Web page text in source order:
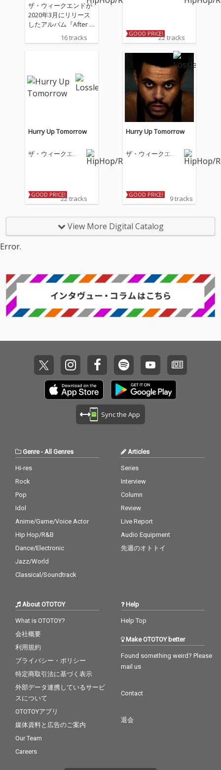
ザ・ウィークエンドが
2020年3月にリリース
したアルバム『After H
ours』から約2年ぶ
り、５作目となるアル
た今作には、タイラ
ー・ザ・クリエイタ
ー、リル・ウェイン、
どが参加。ゲスト陣の
豪華さはさることなが
「Out Of Time」では
日本人歌手の亜蘭知子
として使用されてい
る。
16 tracks GOOD PRICE!22 tracks
Hurry Up Tomorrow
ザ・ウィークエン
GOOD PRICE!22 tracks
Hurry Up Tomorrow
ザ・ウィークエン
GOOD PRICE! 9 tracks
View More Digital Catalog
Error.
Sync the App
Genre- All Genres
Hi-res
Rock
Pop
Idol
Anime/Game/Voice Actor
Hip Hop/R&B
Dance/Electronic
Jazz/World
Classical/Soundtrack
Articles
Series
Interview
Column
Review
Live Report
Audio Equipment
先週のオトトイ
About OTOTOY
What is OTOTOY?
会社概要
利用規約
プライバシー・ポリシー
特定商取引法に基づく表示
外部データ連携しているサービ
スについて
OTOTOYアプリ
媒体資料と広告のご案内
Our Team
Careers
Help
Help Top
Make OTOTOY better
Found something weird? Please
mail us
Contact
退会